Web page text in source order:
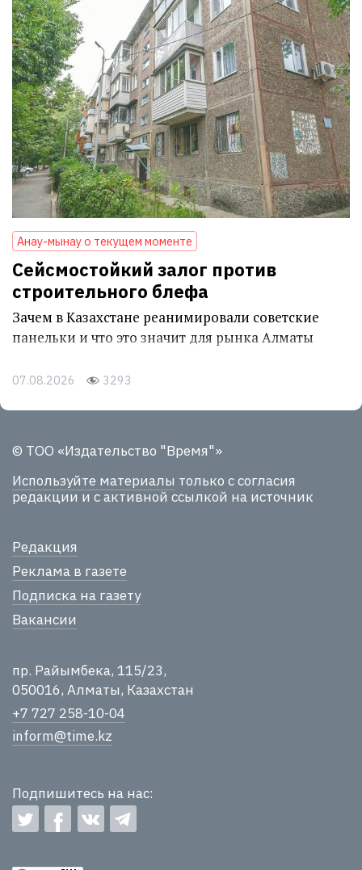
Анау-мынау о текущем моменте
Сейсмостойкий залог против
строительного блефа
Зачем в Казахстане реанимировали советские
панельки и что это значит для рынка Алматы
07.08.2026 3293
© ТОО «Издательство "Время"»
Используйте материалы только с согласия
редакции и с активной ссылкой на источник
Редакция
Реклама в газете
Подписка на газету
Вакансии
пр. Райымбека, 115/23,
050016, Алматы, Казахстан
+7 727 258-10-04
inform@time.kz
Подпишитесь на нас: